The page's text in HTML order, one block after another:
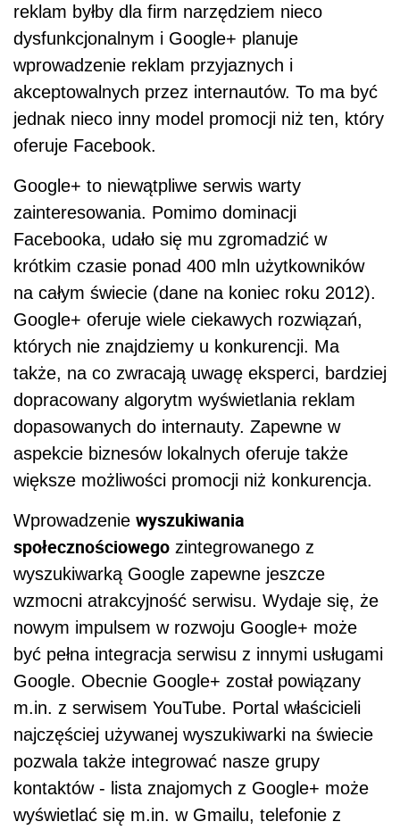
reklam byłby dla firm narzędziem nieco
dysfunkcjonalnym i Google+ planuje
wprowadzenie reklam przyjaznych i
akceptowalnych przez internautów. To ma być
jednak nieco inny model promocji niż ten, który
oferuje Facebook.
Google+ to niewątpliwe serwis warty
zainteresowania. Pomimo dominacji
Facebooka, udało się mu zgromadzić w
krótkim czasie ponad 400 mln użytkowników
na całym świecie (dane na koniec roku 2012).
Google+ oferuje wiele ciekawych rozwiązań,
których nie znajdziemy u konkurencji. Ma
także, na co zwracają uwagę eksperci, bardziej
dopracowany algorytm wyświetlania reklam
dopasowanych do internauty. Zapewne w
aspekcie biznesów lokalnych oferuje także
większe możliwości promocji niż konkurencja.
Wprowadzenie wyszukiwania
społecznościowego zintegrowanego z
wyszukiwarką Google zapewne jeszcze
wzmocni atrakcyjność serwisu. Wydaje się, że
nowym impulsem w rozwoju Google+ może
być pełna integracja serwisu z innymi usługami
Google. Obecnie Google+ został powiązany
m.in. z serwisem YouTube. Portal właścicieli
najczęściej używanej wyszukiwarki na świecie
pozwala także integrować nasze grupy
kontaktów - lista znajomych z Google+ może
wyświetlać się m.in. w Gmailu, telefonie z